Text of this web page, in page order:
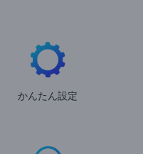
かんたん設定